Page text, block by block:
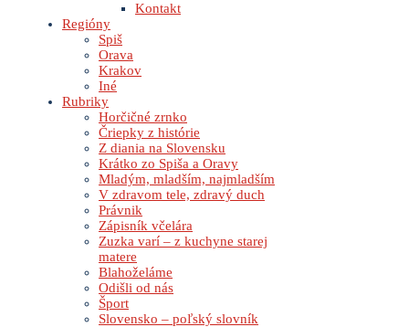
Kontakt
Regióny
Spiš
Orava
Krakov
Iné
Rubriky
Horčičné zrnko
Čriepky z histórie
Z diania na Slovensku
Krátko zo Spiša a Oravy
Mladým, mladším, najmladším
V zdravom tele, zdravý duch
Právnik
Zápisník včelára
Zuzka varí – z kuchyne starej
matere
Blahoželáme
Odišli od nás
Šport
Slovensko – poľský slovník